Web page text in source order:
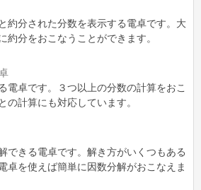
約分された分数を表示する電卓です。大
約分をおこなうことができます。
電卓です。３つ以上の分数の計算をおこ
の計算にも対応しています。
できる電卓です。解き方がいくつもある
卓を使えば簡単に因数分解がおこなえま